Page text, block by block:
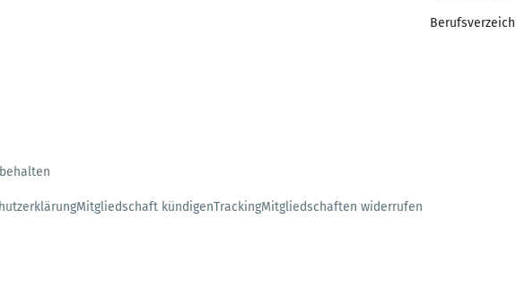
Mitgliedschaft kündigenTrackingMitgliedschaften widerrufen